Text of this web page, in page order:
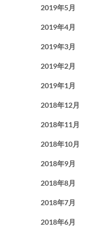
2019年5月
2019年4月
2019年3月
2019年2月
2019年1月
2018年12月
2018年11月
2018年10月
2018年9月
2018年8月
2018年7月
2018年6月